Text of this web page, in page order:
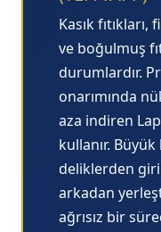
Kasık
ve boğulmuş
durumlardır.
onarımında
aza indiren
kullanır.
deliklerden
arkadan
ağrısız bir